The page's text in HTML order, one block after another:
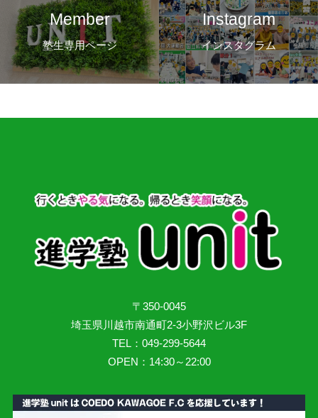
Member
塾生専用ページ
Instagram
インスタグラム
〒350-0045
埼玉県川越市南通町2-3小野沢ビル3F
TEL：049-299-5644
OPEN：14:30～22:00